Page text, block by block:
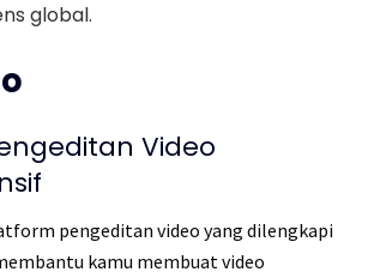
global.
Video
pengeditan video yang dilengkapi
kamu membuat video